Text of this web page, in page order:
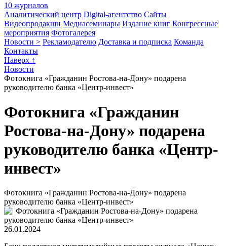
10 журналов
Аналитический центр Digital-агентство Сайты
Видеопродакшн Медиасеминары Издание книг Конгрессные
мероприятия Фотогалерея
Новости > Рекламодателю Доставка и подписка Команда
Контакты
Наверх ↑
Новости
Фотокнига «Гражданин Ростова-на-Дону» подарена
руководителю банка «Центр-инвест»
Фотокнига «Гражданин
Ростова-на-Дону» подарена
руководителю банка «Центр-
инвест»
Фотокнига «Гражданин Ростова-на-Дону» подарена
руководителю банка «Центр-инвест»
26.01.2024